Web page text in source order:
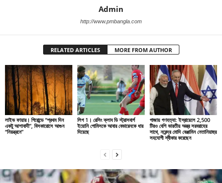
Admin
http://www.pmbangla.com
RELATED ARTICLES MORE FROM AUTHOR
লাইভ ফায়ার। গিরোন্ডে “প্রথম দিন
একটু আশাবাদী”, বিসকারোসে আগুন
“নিয়ন্ত্রনে”
লিগ 1। রেসিং ক্লাব ডি স্ট্রাসবার্গ
ইয়োনি গোমিসকে আবার বেভারেনকে ধার
দিয়েছে
গাজায় গণহত্যা: ইস্রায়েলে 2,500
টিরও বেশি ভারতীয় অস্ত্র সরবরাহের
সাথে, নরেন্দ্র মোদি বেঞ্জামিন নেতানিয়াহুর
সহযোগী স্বীকার করেছেন